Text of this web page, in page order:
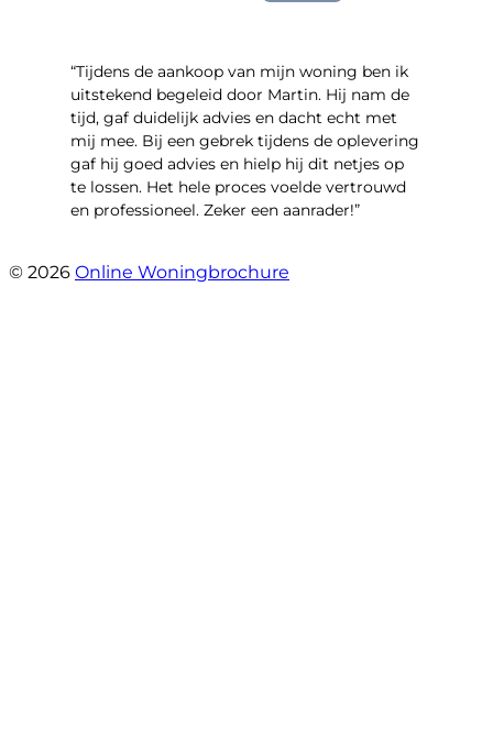
“Tijdens de aankoop van mijn woning ben ik
uitstekend begeleid door Martin. Hij nam de
tijd, gaf duidelijk advies en dacht echt met
mij mee. Bij een gebrek tijdens de oplevering
gaf hij goed advies en hielp hij dit netjes op
te lossen. Het hele proces voelde vertrouwd
en professioneel. Zeker een aanrader!”
© 2026 Online Woningbrochure